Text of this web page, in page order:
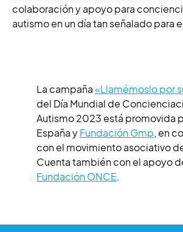
colaboración y apoyo para
autismo en un día tan señalado para
La campaña«Llamémoslo por
del Día Mundial de
Autismo 2023 está promovida
España yFundación Gmp, en
con el movimiento asociativo
Cuenta también con el apoyo
Fundación ONCE.